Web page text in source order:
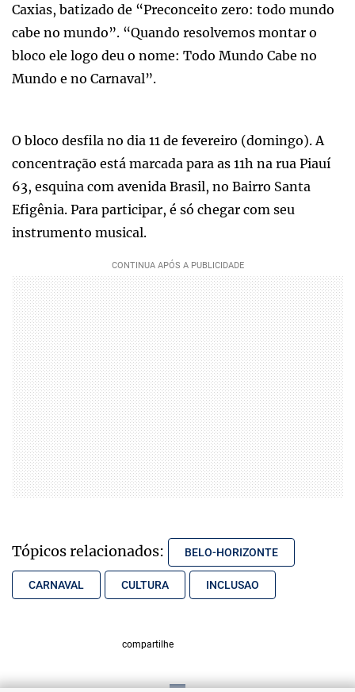
Caxias, batizado de “Preconceito zero: todo mundo
cabe no mundo”. “Quando resolvemos montar o
bloco ele logo deu o nome: Todo Mundo Cabe no
Mundo e no Carnaval”.
O bloco desfila no dia 11 de fevereiro (domingo). A
concentração está marcada para as 11h na rua Piauí
63, esquina com avenida Brasil, no Bairro Santa
Efigênia. Para participar, é só chegar com seu
instrumento musical.
Tópicos relacionados: BELO-HORIZONTE
CARNAVAL CULTURA INCLUSAO
compartilhe